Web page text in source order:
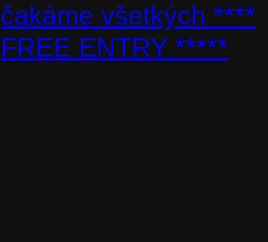
čakáme všetkých ****
FREE ENTRY *****